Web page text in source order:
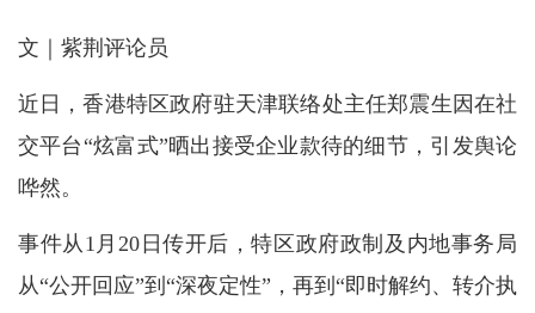
文｜紫荆评论员
近日，香港特区政府驻天津联络处主任郑震生因在社
交平台“炫富式”晒出接受企业款待的细节，引发舆论
哗然。
事件从1月20日传开后，特区政府政制及内地事务局
从“公开回应”到“深夜定性”，再到“即时解约、转介执